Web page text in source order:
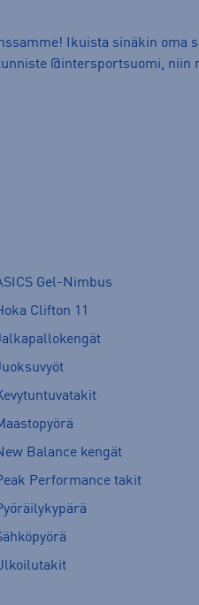
Ikuista sinäkin oma
@intersportsuomi, niin
Gel-Nimbus
Clifton 11
Balance kengät
Performance takit